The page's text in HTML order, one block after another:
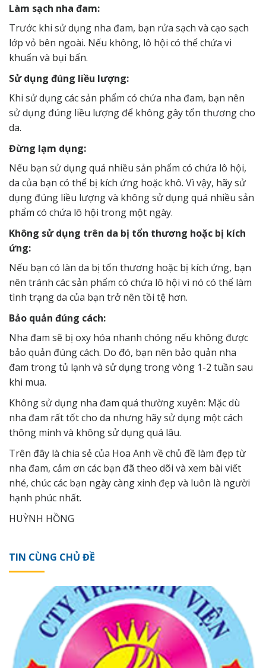
Làm sạch nha đam:
Trước khi sử dụng nha đam, bạn rửa sạch và cạo sạch
lớp vỏ bên ngoài. Nếu không, lô hội có thể chứa vi
khuẩn và bụi bẩn.
Sử dụng đúng liều lượng:
Khi sử dụng các sản phẩm có chứa nha đam, bạn nên
sử dụng đúng liều lượng để không gây tổn thương cho
da.
Đừng lạm dụng:
Nếu bạn sử dụng quá nhiều sản phẩm có chứa lô hội,
da của bạn có thể bị kích ứng hoặc khô. Vì vậy, hãy sử
dụng đúng liều lượng và không sử dụng quá nhiều sản
phẩm có chứa lô hội trong một ngày.
Không sử dụng trên da bị tổn thương hoặc bị kích
ứng:
Nếu bạn có làn da bị tổn thương hoặc bị kích ứng, bạn
nên tránh các sản phẩm có chứa lô hội vì nó có thể làm
tình trạng da của bạn trở nên tồi tệ hơn.
Bảo quản đúng cách:
Nha đam sẽ bị oxy hóa nhanh chóng nếu không được
bảo quản đúng cách. Do đó, bạn nên bảo quản nha
đam trong tủ lạnh và sử dụng trong vòng 1-2 tuần sau
khi mua.
Không sử dụng nha đam quá thường xuyên: Mặc dù
nha đam rất tốt cho da nhưng hãy sử dụng một cách
thông minh và không sử dụng quá lâu.
Trên đây là chia sẻ của Hoa Anh về chủ đề làm đẹp từ
nha đam, cảm ơn các bạn đã theo dõi và xem bài viết
nhé, chúc các bạn ngày càng xinh đẹp và luôn là người
hạnh phúc nhất.
HUỲNH HỒNG
TIN CÙNG CHỦ ĐỀ